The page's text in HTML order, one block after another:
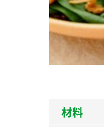
材料